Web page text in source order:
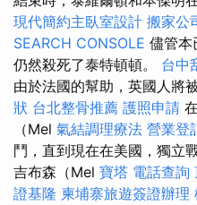
現代簡約主臥室設計 搬家公
SEARCH CONSOLE 儘管本
仍然殺死了泰特頓頓。 台中
由於法國的幫助，英國人將
狀 台北整骨推薦 護照申請
（Mel 氣結調理療法 營業登
鬥，直到現在在美國，獨立
吉布森（Mel 寶塔 電話查詢
證基隆 柬埔寨旅遊簽證辦理